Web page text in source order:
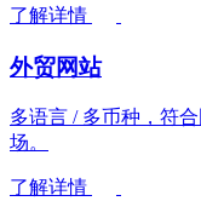
了解详情
外贸网站
多语言 / 多币种，符
场。
了解详情